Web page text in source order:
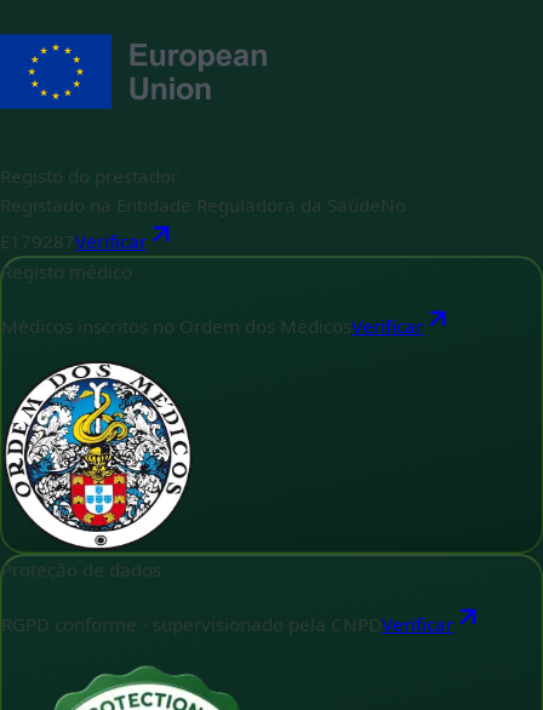
Registo do prestador
Registado na Entidade Reguladora da Saúde No
E179287Verificar
Registo médico
Médicos inscritos no Ordem dos MédicosVerificar
Proteção de dados
RGPD conforme - supervisionado pela CNPDVerificar